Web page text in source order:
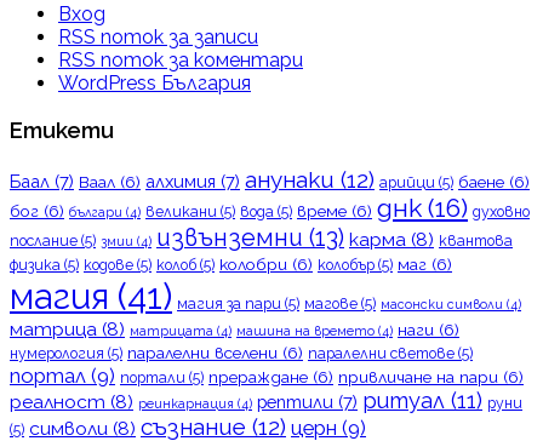
Вход
RSS поток за записи
RSS поток за коментари
WordPress България
Етикети
Баал (7) Ваал (6) алхимия (7) анунаки (12) арийци (5) баене (6)
бог (6) българи (4) великани (5) вода (5) време (6) днк (16) духовно
послание (5) змии (4) извънземни (13) карма (8) квантова
физика (5) кодове (5) колоб (5) колобри (6) колобър (5) маг (6)
магия (41) магия за пари (5) магове (5) масонски символи (4)
матрица (8) матрицата (4) машина на времето (4) наги (6)
нумерология (5) паралелни вселени (6) паралелни светове (5)
портал (9) портали (5) прераждане (6) привличане на пари (6)
реалност (8) реинкарнация (4) рептили (7) ритуал (11) руни
(5) символи (8) съзнание (12) церн (9)